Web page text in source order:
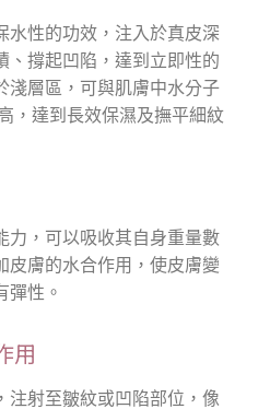
水性的功效，注入於真皮深
、撐起凹陷，達到立即性的
淺層區，可與肌膚中水分子
，達到長效保濕及撫平細紋
力，可以吸收其自身重量數
皮膚的水合作用，使皮膚變
彈性。
用
注射至皺紋或凹陷部位，像